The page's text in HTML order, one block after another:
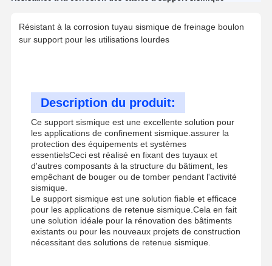
Résistant à la corrosion tuyau sismique de freinage boulon
sur support pour les utilisations lourdes
Description du produit:
Ce support sismique est une excellente solution pour
les applications de confinement sismique.assurer la
protection des équipements et systèmes
essentielsCeci est réalisé en fixant des tuyaux et
d'autres composants à la structure du bâtiment, les
empêchant de bouger ou de tomber pendant l'activité
sismique.
Le support sismique est une solution fiable et efficace
pour les applications de retenue sismique.Cela en fait
une solution idéale pour la rénovation des bâtiments
existants ou pour les nouveaux projets de construction
nécessitant des solutions de retenue sismique.